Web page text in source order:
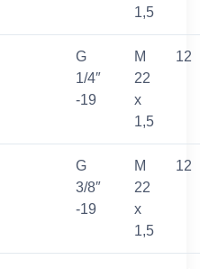
1,5
G
1/4″
-19
M
22
x
1,5
12
G
3/8″
-19
M
22
x
1,5
12